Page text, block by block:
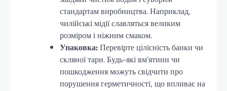
стандартам виробництва. Наприклад,
чилійські мідії славляться великим
розміром і ніжним смаком.
Упаковка:Перевірте цілісність банки чи
скляної тари. Будь-які вм’ятини чи
пошкодження можуть свідчити про
порушення герметичності, що впливає на